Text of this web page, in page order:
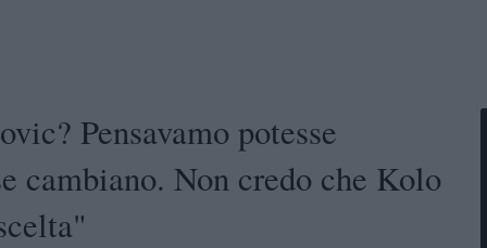
Pensavamo potesse
cambiano. Non credo che Kolo